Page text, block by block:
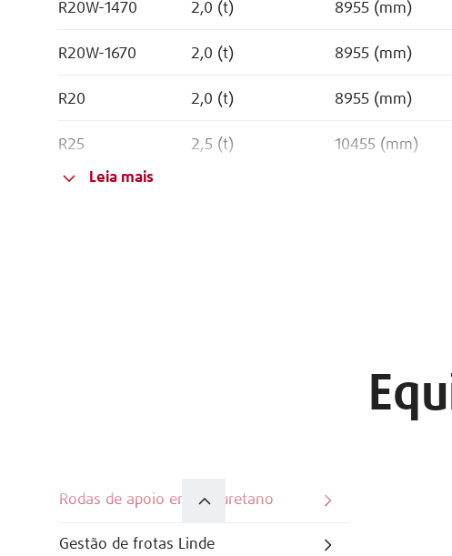
R20W-1470 2,0 (t) 8955 (mm)
R20W-1670 2,0 (t) 8955 (mm)
R20 2,0 (t) 8955 (mm)
R25 2,5 (t) 10455 (mm)
Leia mais
Rodas de apoio em poliuretano
Gestão de frotas Linde